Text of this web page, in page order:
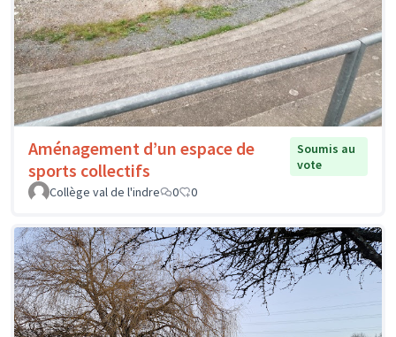
Aménagement d’un espace de
sports collectifs
Soumis au
vote
Collège val de l'indre
0 0